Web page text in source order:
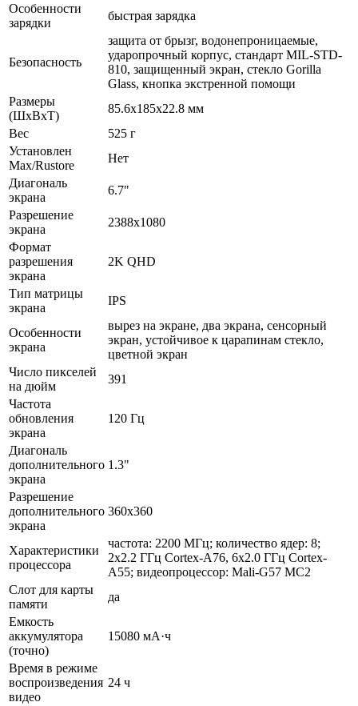
Особенности
зарядки
быстрая зарядка
Безопасность
защита от брызг, водонепроницаемые,
ударопрочный корпус, стандарт MIL-STD-
810, защищенный экран, cтекло Gorilla
Glass, кнопка экстренной помощи
Размеры
(ШхВхТ)
85.6x185x22.8 мм
Вес
525 г
Установлен
Max/Rustore
Нет
Диагональ
экрана
6.7"
Разрешение
экрана
2388x1080
Формат
разрешения
экрана
2K QHD
Тип матрицы
экрана
IPS
Особенности
экрана
вырез на экране, два экрана, сенсорный
экран, устойчивое к царапинам стекло,
цветной экран
Число пикселей
на дюйм
391
Частота
обновления
экрана
120 Гц
Диагональ
дополнительного
экрана
1.3"
Разрешение
дополнительного
экрана
360x360
Характеристики
процессора
частота: 2200 МГц; количество ядер: 8;
2x2.2 ГГц Cortex-A76, 6x2.0 ГГц Cortex-
A55; видеопроцессор: Mali-G57 MC2
Слот для карты
памяти
да
Емкость
аккумулятора
(точно)
15080 мА·ч
Время в режиме
воспроизведения
видео
24 ч